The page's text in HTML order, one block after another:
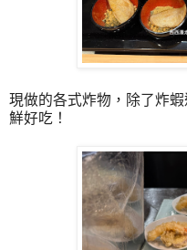
現做的各式炸物，除了炸
鮮好吃！